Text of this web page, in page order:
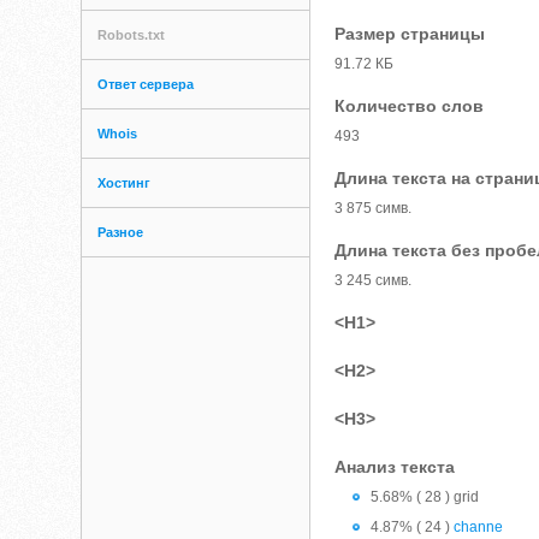
Robots.txt
Ответ сервера
Whois
Хостинг
Разное
Размер страницы
91.72 КБ
Количество слов
493
Длина текста на
3 875 симв.
Длина текста без
3 245 симв.
<H1>
<H2>
<H3>
Анализ текста
5.68% ( 28 ) grid
4.87% ( 24 )channe